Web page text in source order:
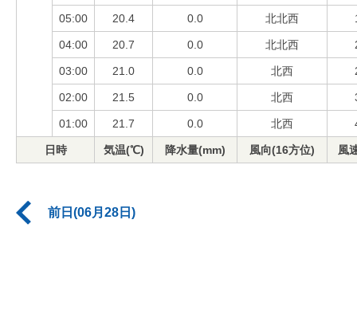
05:00 20.4 0.0 北北西
04:00 20.7 0.0 北北西
03:00 21.0 0.0 北西
02:00 21.5 0.0 北西
01:00 21.7 0.0 北西
日時 気温(℃) 降水量(mm) 風向(16方位) 風
前日(06月28日)